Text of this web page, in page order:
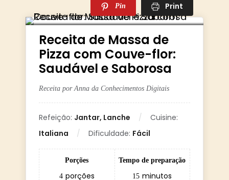
Pin Print
Receita de Massa de
Pizza com Couve-flor:
Saudável e Saborosa
Receita por Anna da Conhecimentos Digitais
Refeição: Jantar, Lanche
Cuisine:
Italiana
Dificuldade: Fácil
Porções
4 porções
Tempo de preparação
15 minutos